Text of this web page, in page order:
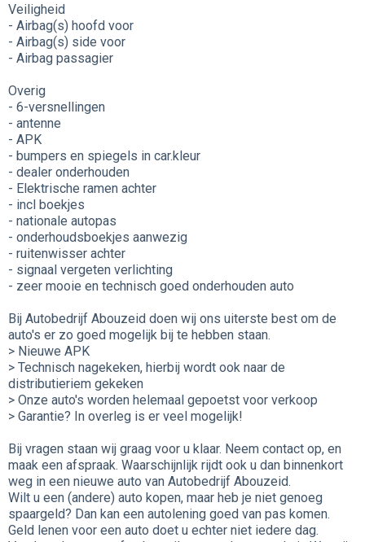
Veiligheid
- Airbag(s) hoofd voor
- Airbag(s) side voor
- Airbag passagier
Overig
- 6-versnellingen
- antenne
- APK
- bumpers en spiegels in car.kleur
- dealer onderhouden
- Elektrische ramen achter
- incl boekjes
- nationale autopas
- onderhoudsboekjes aanwezig
- ruitenwisser achter
- signaal vergeten verlichting
- zeer mooie en technisch goed onderhouden auto
Bij Autobedrijf Abouzeid doen wij ons uiterste best om de
auto's er zo goed mogelijk bij te hebben staan.
> Nieuwe APK
> Technisch nagekeken, hierbij wordt ook naar de
distributieriem gekeken
> Onze auto's worden helemaal gepoetst voor verkoop
> Garantie? In overleg is er veel mogelijk!
Bij vragen staan wij graag voor u klaar. Neem contact op, en
maak een afspraak. Waarschijnlijk rijdt ook u dan binnenkort
weg in een nieuwe auto van Autobedrijf Abouzeid.
Wilt u een (andere) auto kopen, maar heb je niet genoeg
spaargeld? Dan kan een autolening goed van pas komen.
Geld lenen voor een auto doet u echter niet iedere dag.